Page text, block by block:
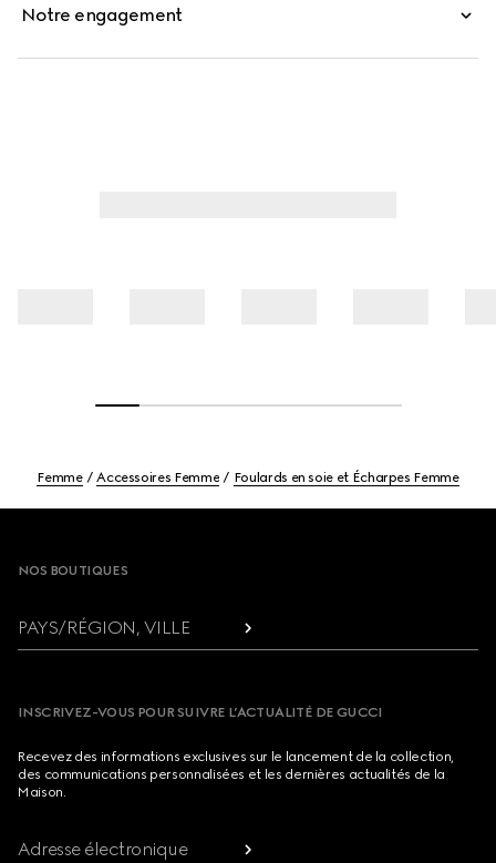
Notre engagement
Femme Accessoires Femme Foulards en soie et Écharpes Femme
NOS BOUTIQUES
PAYS/RÉGION, VILLE
INSCRIVEZ-VOUS POUR SUIVRE L’ACTUALITÉ DE GUCCI
Recevez des informations exclusives sur le lancement de la collection,
des communications personnalisées et les dernières actualités de la
Maison.
Adresse électronique